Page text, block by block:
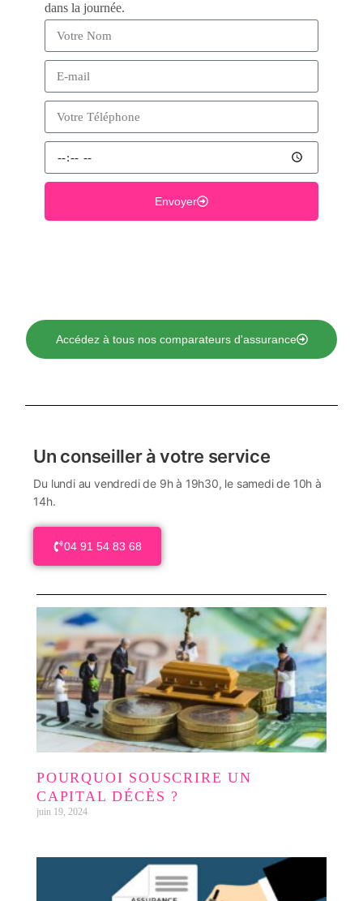
dans la journée.
Envoyer
Accédez à tous nos comparateurs d'assurance
Un conseiller à votre service
Du lundi au vendredi de 9h à 19h30, le samedi de 10h à
14h.
04 91 54 83 68
POURQUOI SOUSCRIRE UN
CAPITAL DÉCÈS ?
juin 19, 2024